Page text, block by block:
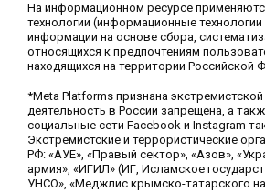
На информационном ресурсе
технологии (информационные
информации на основе сбора,
относящихся к предпочтениям
находящихся на территории Российской
*Meta Platforms признана экстремистской
деятельность в России запрещена, а
социальные сети Facebook и Instagram
Экстремистские и террористические
РФ: «АУЕ», «Правый сектор», «Азов»,
армия», «ИГИЛ» (ИГ, Исламское
УНСО», «Меджлис крымско-татарского